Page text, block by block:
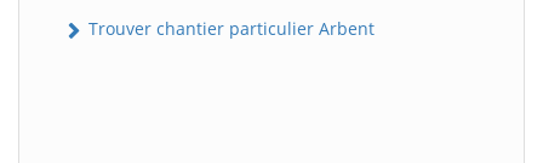
Trouver chantier particulier Arbent